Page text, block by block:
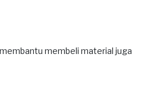
membeli material juga